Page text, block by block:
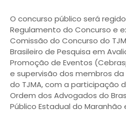
O concurso público será
Regulamento do Concurso e
Comissão do Concurso do
Brasileiro de Pesquisa em
Promoção de Eventos
e supervisão dos membros
do TJMA, com a participação
Ordem dos Advogados do
Público Estadual do